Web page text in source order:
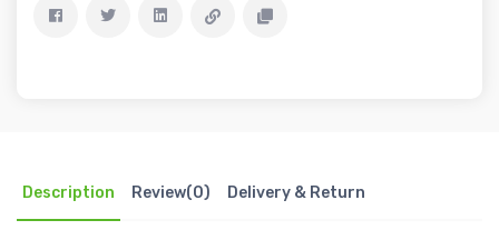
Description Review(0) Delivery & Return